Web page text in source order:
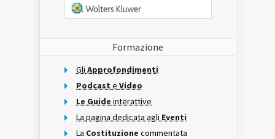
Formazione
Gli Approfondimenti
Podcast e Video
Le Guide interattive
La pagina dedicata agli Eventi
La Costituzione commentata